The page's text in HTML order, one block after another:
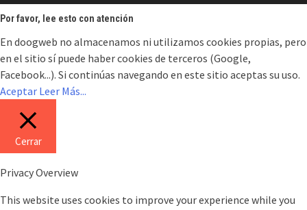
Por favor, lee esto con atención
En doogweb no almacenamos ni utilizamos cookies propias, pero
en el sitio sí puede haber cookies de terceros (Google,
Facebook...). Si continúas navegando en este sitio aceptas su uso.
Aceptar Leer Más...
Cerrar
Privacy Overview
This website uses cookies to improve your experience while you